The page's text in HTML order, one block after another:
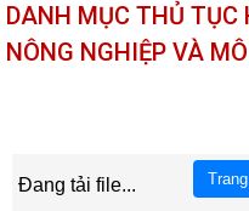
DANH MỤC THỦ
NÔNG NGHIỆP VÀ